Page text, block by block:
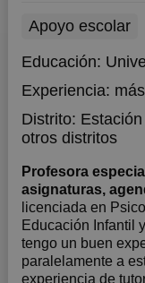
Apoyo escolar
Educación:
Experiencia:
Distrito:
otros distritos
Profesora
asignaturas,
licenciada en
Educación Infantil
tengo un buen
paralelamente a
experiencia de